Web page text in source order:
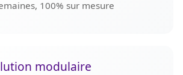
100% sur mesure
modulaire